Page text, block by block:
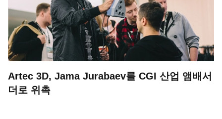
Artec 3D, Jama Jurabaev를 CGI 산업 앰배서
더로 위촉